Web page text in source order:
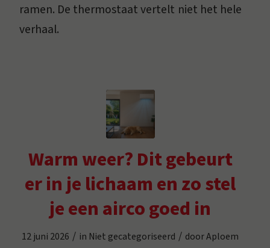
ramen. De thermostaat vertelt niet het hele
verhaal.
Warm weer? Dit gebeurt
er in je lichaam en zo stel
je een airco goed in
12 juni 2026 / in Niet gecategoriseerd / doorAploem